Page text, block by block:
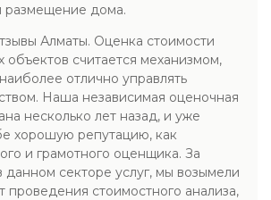
размещение дома.
Алматы. Оценка стоимости
объектов считается механизмом,
отлично управлять
Наша независимая оценочная
несколько лет назад, и уже
хорошую репутацию, как
и грамотного оценщика. За
данном секторе услуг, мы возымели
проведения стоимостного анализа,